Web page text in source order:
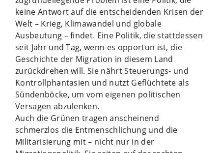
keine Antwort auf die entscheidenden Krisen der
Welt – Krieg, Klimawandel und globale
Ausbeutung – findet. Eine Politik, die stattdessen
seit Jahr und Tag, wenn es opportun ist, die
Geschichte der Migration in diesem Land
zurückdrehen will. Sie nährt Steuerungs- und
Kontrollphantasien und nutzt Geflüchtete als
Sündenböcke, um vom eigenen politischen
Versagen abzulenken.
Auch die Grünen tragen anscheinend
schmerzlos die Entmenschlichung und die
Militarisierung mit – nicht nur in der